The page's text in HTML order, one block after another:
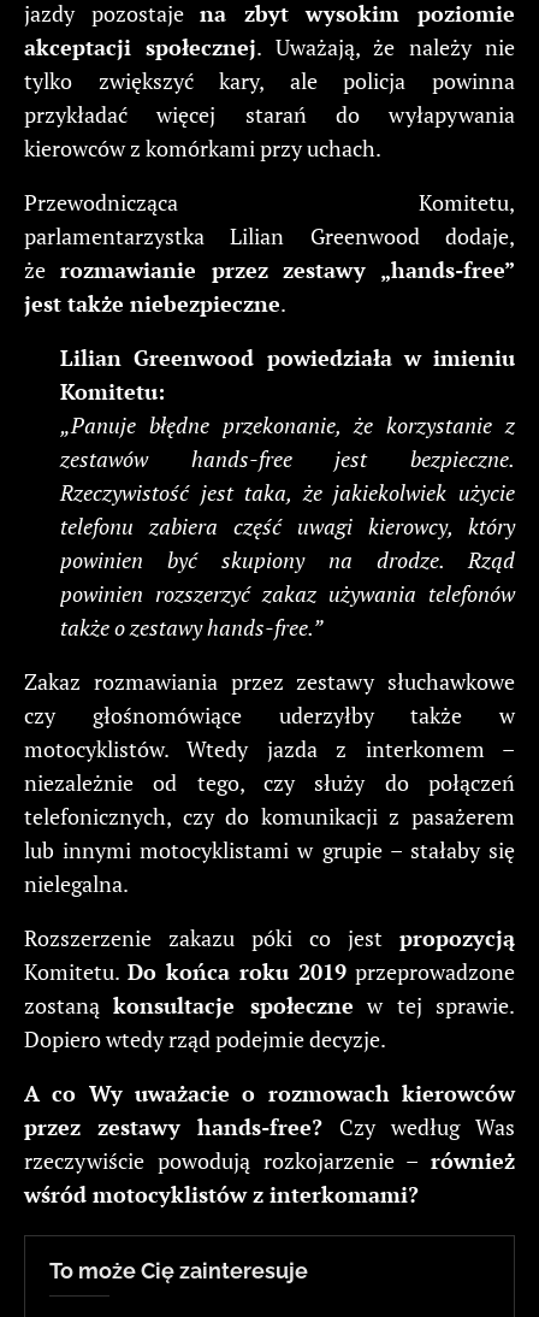
jazdy pozostajena zbyt wysokim poziomie
akceptacji społecznej. Uważają, że należy nie
tylko zwiększyć kary, ale policja powinna
przykładać więcej starań do wyłapywania
kierowców z komórkami przy uchach.
Przewodnicząca Komitetu,
parlamentarzystka Lilian Greenwood dodaje,
że rozmawianie przez zestawy „hands-free”
jest także niebezpieczne.
Lilian Greenwood powiedziała w imieniu
Komitetu:
„Panuje błędne przekonanie, że korzystanie z
zestawów hands-free jest bezpieczne.
Rzeczywistość jest taka, że jakiekolwiek użycie
telefonu zabiera część uwagi kierowcy, który
powinien być skupiony na drodze. Rząd
powinien rozszerzyć zakaz używania telefonów
także o zestawy hands-free.”
Zakaz rozmawiania przez zestawy słuchawkowe
czy głośnomówiące uderzyłby także w
motocyklistów. Wtedy jazda z interkomem –
niezależnie od tego, czy służy do połączeń
telefonicznych, czy do komunikacji z pasażerem
lub innymi motocyklistami w grupie – stałaby się
nielegalna.
Rozszerzenie zakazu póki co jest propozycją
Komitetu. Do końca roku 2019 przeprowadzone
zostanąkonsultacje społeczne w tej sprawie.
Dopiero wtedy rząd podejmie decyzje.
A co Wy uważacie o rozmowach kierowców
przez zestawy hands-free? Czy według Was
rzeczywiście powodują rozkojarzenie – również
wśród motocyklistów z interkomami?
To może Cię zainteresuje